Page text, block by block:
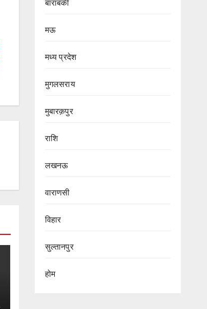
बाराबंकी
मऊ
मध्य प्रदेश
मुगलसराय
मुबारक़पुर
राशि
लखनऊ
वाराणसी
विहार
सुल्तानपुर
होम